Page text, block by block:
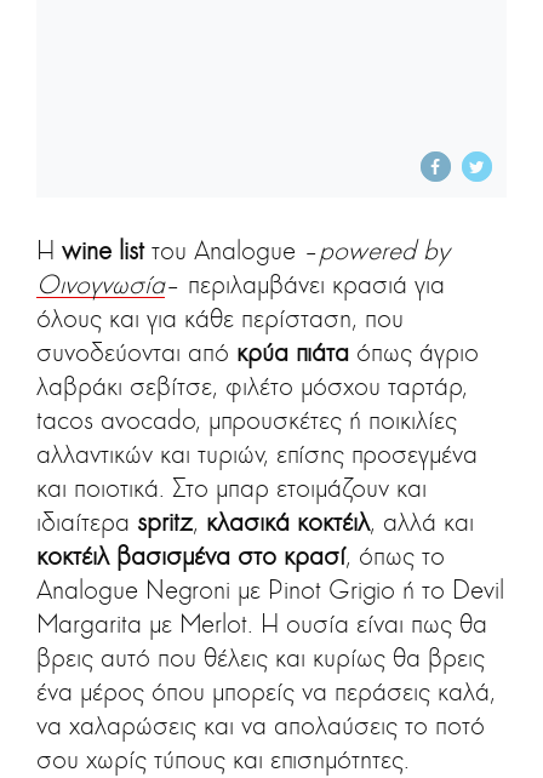
Η wine listτου Analogue –powered by
Οινογνωσία– περιλαμβάνει κρασιά για
όλους και για κάθε περίσταση, που
συνοδεύονται από κρύα πιάτα όπως άγριο
λαβράκι σεβίτσε, φιλέτο μόσχου ταρτάρ,
tacos avocado, μπρουσκέτες ή ποικιλίες
αλλαντικών και τυριών, επίσης προσεγμένα
και ποιοτικά. Στο μπαρ ετοιμάζουν και
ιδιαίτερα spritz, κλασικά κοκτέιλ, αλλά και
κοκτέιλ βασισμένα στο κρασί, όπως το
Analogue Negroni με Pinot Grigio ή το Devil
Margarita με Merlot. Η ουσία είναι πως θα
βρεις αυτό που θέλεις και κυρίως θα βρεις
ένα μέρος όπου μπορείς να περάσεις καλά,
να χαλαρώσεις και να απολαύσεις το ποτό
σου χωρίς τύπους και επισημότητες.